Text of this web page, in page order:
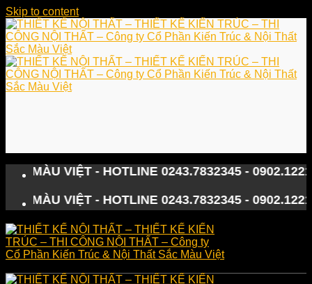
Skip to content
VIỆT - HOTLINE 0243.7832345 - 0902.122133
VIỆT - HOTLINE 0243.7832345 - 0902.122133